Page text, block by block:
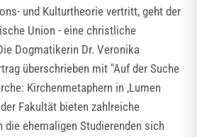
und Kulturtheorie vertritt, geht der
Union - eine christliche
Dogmatikerin Dr. Veronika
überschrieben mit "Auf der Suche
Kirchenmetaphern in ‚Lumen
Fakultät bieten zahlreiche
die ehemaligen Studierenden sich